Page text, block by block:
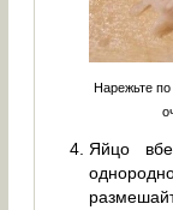
Нарежьте
Яйцо